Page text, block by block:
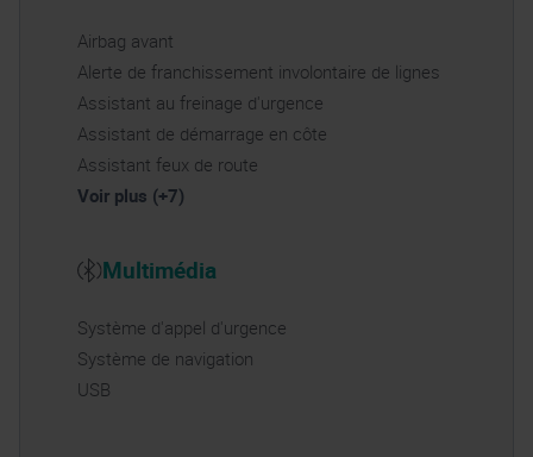
Airbag avant
Alerte de franchissement involontaire de lignes
Assistant au freinage d'urgence
Assistant de démarrage en côte
Assistant feux de route
Voir plus (+7)
Multimédia
Système d'appel d'urgence
Système de navigation
USB